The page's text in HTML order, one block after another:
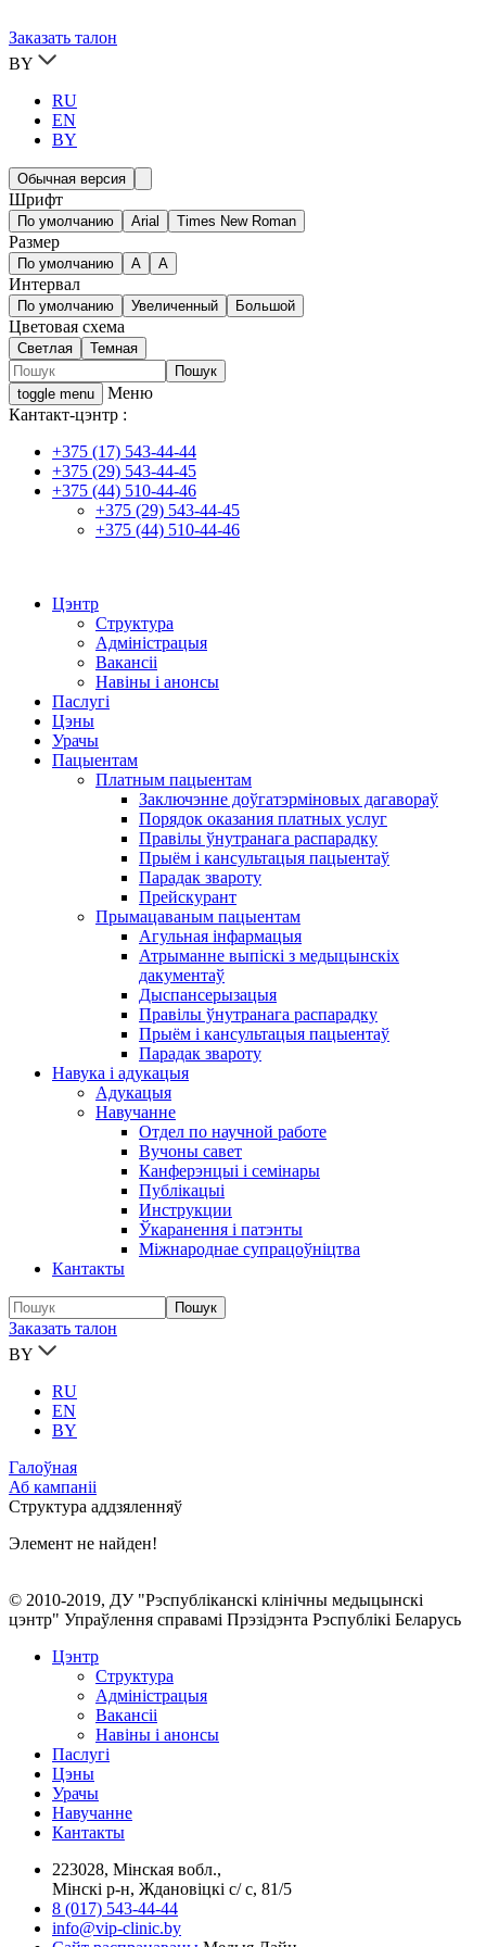
Заказать талон
BY
RU
EN
BY
Обычная версия
Шрифт
По умолчанию Arial Times New Roman
Размер
По умолчанию A A
Интервал
По умолчанию Увеличенный Большой
Цветовая схема
Светлая Темная
toggle menu
Меню
Кантакт-цэнтр :
+375 (17) 543-44-44
+375 (29) 543-44-45
+375 (44) 510-44-46
+375 (29) 543-44-45
+375 (44) 510-44-46
Цэнтр
Структура
Адміністрацыя
Вакансіі
Навіны і анонсы
Паслугі
Цэны
Урачы
Пацыентам
Платным пацыентам
Заключэнне доўгатэрміновых дагавораў
Порядок оказания платных услуг
Правілы ўнутранага распарадку
Прыём і кансультацыя пацыентаў
Парадак звароту
Прейскурант
Прымацаваным пацыентам
Агульная інфармацыя
Атрыманне выпіскі з медыцынскіх
дакументаў
Дыспансерызацыя
Правілы ўнутранага распарадку
Прыём і кансультацыя пацыентаў
Парадак звароту
Навука і адукацыя
Адукацыя
Навучанне
Отдел по научной работе
Вучоны савет
Канферэнцыі і семінары
Публікацыi
Инструкции
Ўкаранення і патэнты
Міжнароднае супрацоўніцтва
Кантакты
Заказать талон
BY
RU
EN
BY
Галоўная
Аб кампаніі
Структура аддзяленняў
Элемент не найден!
© 2010-2019, ДУ "Рэспубліканскі клінічны медыцынскі
цэнтр" Упраўлення справамі Прэзідэнта Рэспублікі Беларусь
Цэнтр
Структура
Адміністрацыя
Вакансіі
Навіны і анонсы
Паслугi
Цэны
Урачы
Навучанне
Кантакты
223028, Мінская вобл.,
Мінскі р-н, Ждановіцкі с/ с, 81/5
8 (017) 543-44-44
info@vip-clinic.by